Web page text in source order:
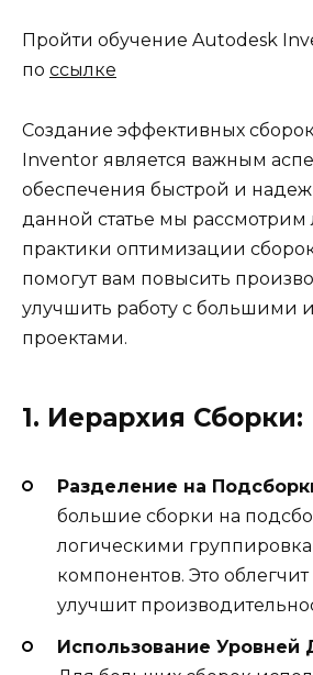
Пройти обучение Autodesk
по ссылке
Создание эффективных
Inventor является важным
обеспечения быстрой и
данной статье мы
практики оптимизации
помогут вам повысить
улучшить работу с большими
проектами.
1. Иерархия Сборки:
Разделение на
большие сборки на
логическими
компонентов. Это
улучшит
Использование Уровней